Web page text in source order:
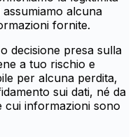
alcuna
fornite.
decisione presa sulla
a tuo rischio e
per alcuna perdita,
sui dati, né da
informazioni sono